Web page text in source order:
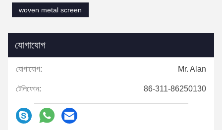
woven metal screen
যোগাযোগ
যোগাযোগ: Mr. Alan
টেলিফোন: 86-311-86250130